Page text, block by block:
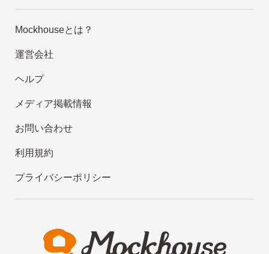
Mockhouseとは？
運営会社
ヘルプ
メディア掲載情報
お問い合わせ
利用規約
プライバシーポリシー